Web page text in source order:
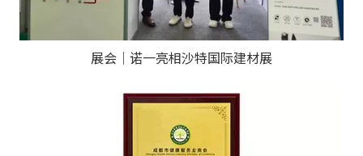
展会｜诺一亮相沙特国际建材展